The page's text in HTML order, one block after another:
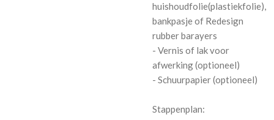
huishoudfolie(plastiekfolie),
bankpasje of Redesign
rubber barayers
- Vernis of lak voor
afwerking (optioneel)
- Schuurpapier (optioneel)
Stappenplan: